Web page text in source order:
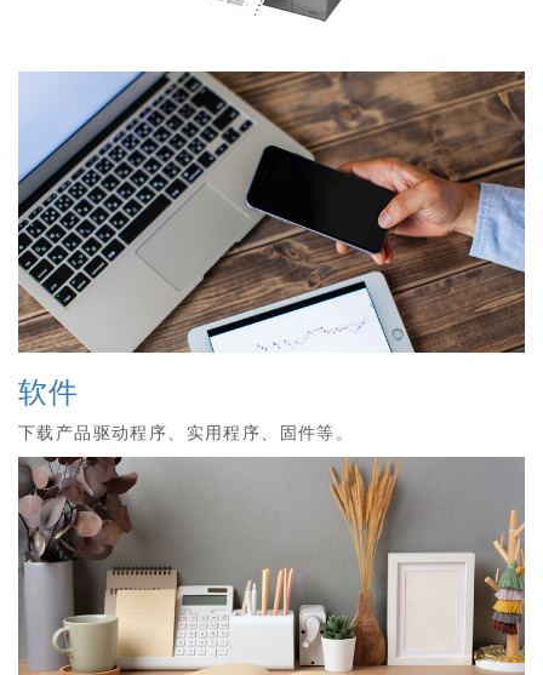
软件
下载产品驱动程序、实用程序、固件等。